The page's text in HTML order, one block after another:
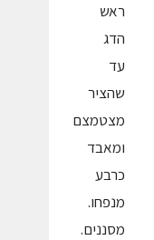
ראש
הדג
עד
שהציר
מצטמצם
ומאבד
כרבע
מנפחו.
מסננים.